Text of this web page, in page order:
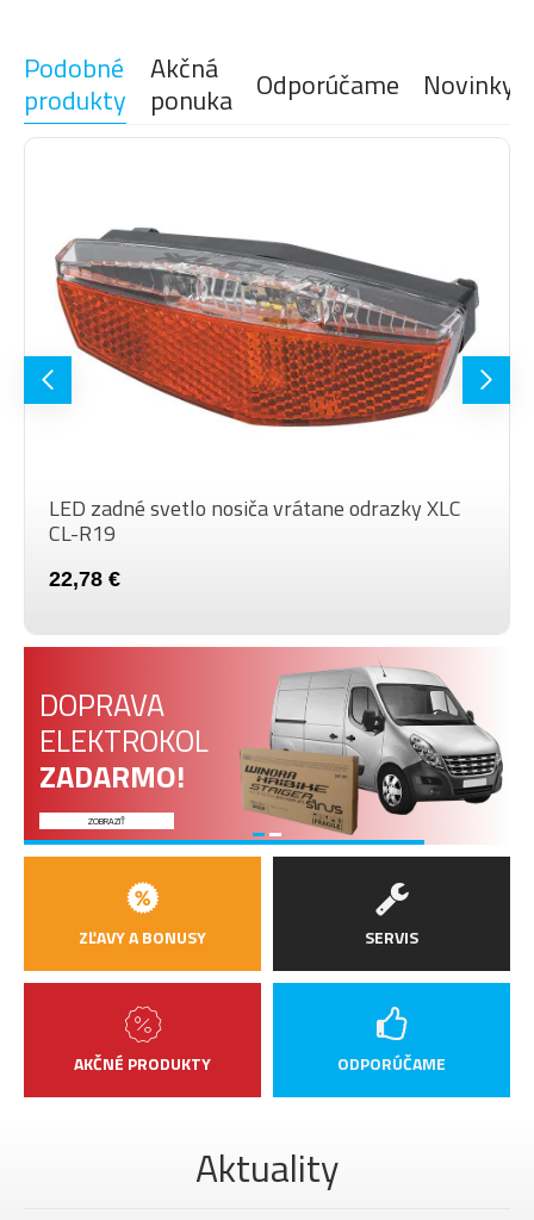
Podobné
produkty
Akčná
ponuka Odporúčame Novinky
LED zadné svetlo nosiča vrátane odrazky XLC
CL-R19
22,78 €
DOPRAVA
ELEKTROKOL
ZADARMO!
ZOBRAZIŤ
ZĽAVY A BONUSY
AKČNÉ PRODUKTY
SERVIS
ODPORÚČAME
Aktuality